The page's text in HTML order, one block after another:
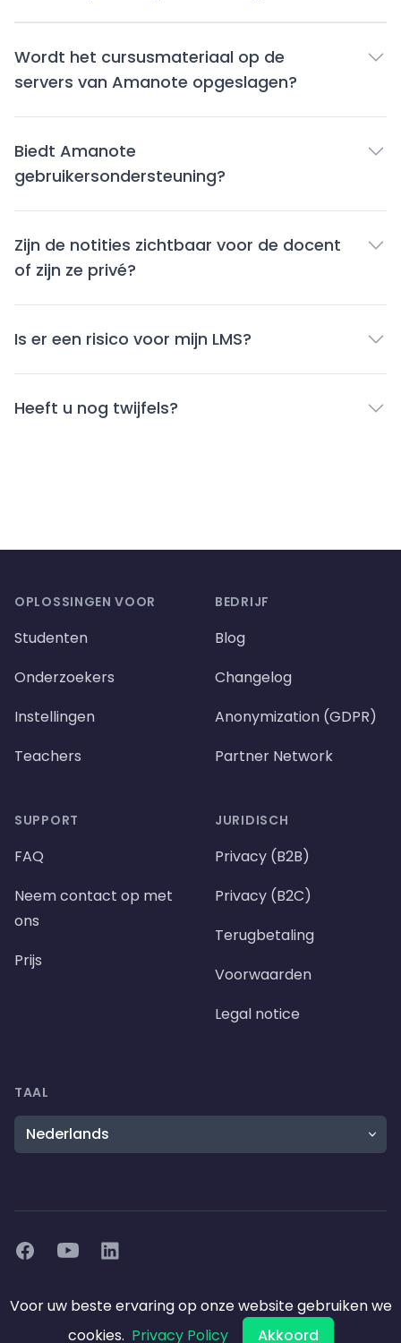
Wordt het cursusmateriaal op de
servers van Amanote opgeslagen?
Biedt Amanote
gebruikersondersteuning?
Zijn de notities zichtbaar voor de docent
of zijn ze privé?
Is er een risico voor mijn LMS?
Heeft u nog twijfels?
OPLOSSINGEN VOOR
Studenten
Onderzoekers
Instellingen
Teachers
SUPPORT
FAQ
Neem contact op met
ons
Prijs
BEDRIJF
Blog
Changelog
Anonymization (GDPR)
Partner Network
JURIDISCH
Privacy (B2B)
Privacy (B2C)
Terugbetaling
Voorwaarden
Legal notice
TAAL
Taal
FacebookYoutubeLinkedin
©2026Amaplex Software. All rights reserved.
Voor uw beste ervaring op onze website gebruiken we
cookies. Privacy Policy Akkoord